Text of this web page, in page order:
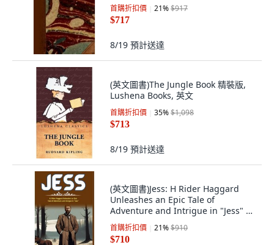
首購折扣價 21%$917
$717
8/19 預計送達
(英文圖書)The Jungle Book 精裝版,
Lushena Books, 英文
首購折扣價 35%$1,098
$713
8/19 預計送達
(英文圖書)Jess: H Rider Haggard
Unleashes an Epic Tale of
Adventure and Intrigue in "Jess" 平
裝版, DD Sales and Distributors, 英
文
首購折扣價 21%$910
$710